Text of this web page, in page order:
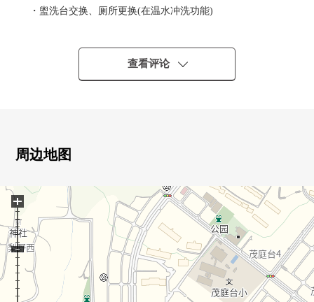
・盥洗台交换、厕所更换(在温水冲洗功能)
0在家庭层次，也推荐的3LDK房源
0小学步行2分钟、中学也徒步12分钟便于上学
○在近邻，银行、超市·便利店多数有生活便利设施
○ 7-Eleven仙台茂庭台商店 步行4分钟的约280m
○ 仙台市茂庭台儿童馆 步行5分钟的约350m
○ 仙台市茂庭台市民中心 步行5分钟的约350m
○ 茂庭台4丁目公园 步行5分钟的约360m
○ 茂庭台5丁目公园 步行5分钟的约370m
○ YAMAZAWA茂庭店 步行6分钟的约460m
○ 七十七银行总店营业部茂庭台办事处 步行7分钟的约530m
○ 仙台茂庭台邮局 步行7分钟的约550m
查看评论
周边地图
+